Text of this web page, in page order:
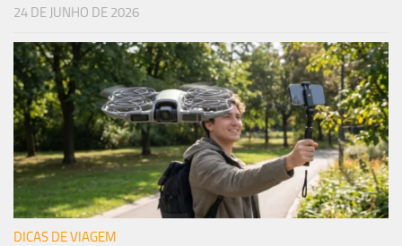
24 DE JUNHO DE 2026
DICAS DE VIAGEM